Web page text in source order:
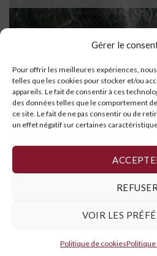
Gérer le
Pour offrir les meilleures expériences,
telles que les cookies pour stocker et/ou
appareils. Le fait de consentir à ces
des données telles que le comportement
ce site. Le fait de ne pas consentir ou de
un effet négatif sur certaines
REFUSER
VOIR LES
Politique de cookies
LIRE LA
Politique de cookies,Déclaration de
Copyright 2026 ©Galerie